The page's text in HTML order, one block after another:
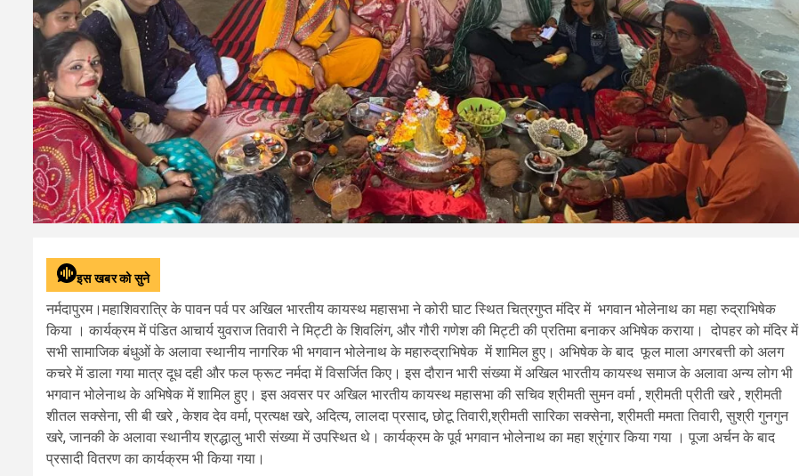
इस खबर को सुने
नर्मदापुरम।महाशिवरात्रि के पावन पर्व पर अखिल भारतीय कायस्थ महासभा ने कोरी घाट स्थित चित्रगुप्त मंदिर में भगवान भोलेनाथ का महा रुद्राभिषेक
किया । कार्यक्रम में पंडित आचार्य युवराज तिवारी ने मिट्टी के शिवलिंग, और गौरी गणेश की मिट्टी की प्रतिमा बनाकर अभिषेक कराया। दोपहर को मंदिर में
सभी सामाजिक बंधुओं के अलावा स्थानीय नागरिक भी भगवान भोलेनाथ के महारुद्राभिषेक में शामिल हुए। अभिषेक के बाद फूल माला अगरबत्ती को अलग
कचरे में डाला गया मात्र दूध दही और फल फ्रूट नर्मदा में विसर्जित किए। इस दौरान भारी संख्या में अखिल भारतीय कायस्थ समाज के अलावा अन्य लोग भी
भगवान भोलेनाथ के अभिषेक में शामिल हुए। इस अवसर पर अखिल भारतीय कायस्थ महासभा की सचिव श्रीमती सुमन वर्मा , श्रीमती प्रीती खरे , श्रीमती
शीतल सक्सेना, सी बी खरे , केशव देव वर्मा, प्रत्यक्ष खरे, अदित्य, लालदा प्रसाद, छोटू तिवारी,श्रीमती सारिका सक्सेना, श्रीमती ममता तिवारी, सुश्री गुनगुन
खरे, जानकी के अलावा स्थानीय श्रद्धालु भारी संख्या में उपस्थित थे। कार्यक्रम के पूर्व भगवान भोलेनाथ का महा श्रृंगार किया गया । पूजा अर्चन के बाद
प्रसादी वितरण का कार्यक्रम भी किया गया।